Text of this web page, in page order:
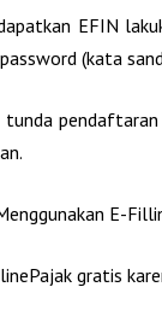
EFIN
(kata
E-
gratis